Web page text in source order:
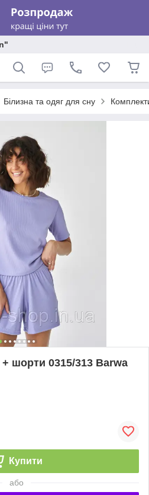
Білизна та одяг для сну
шорти 0315/313 Barwa
Купити
або